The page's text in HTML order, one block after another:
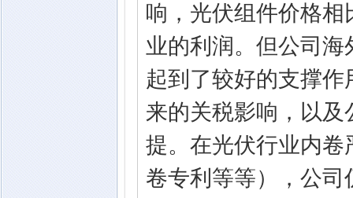
响，光伏组件价格
业的利润。但公司
起到了较好的支撑
来的关税影响，以
提。在光伏行业内
卷专利等等），公司